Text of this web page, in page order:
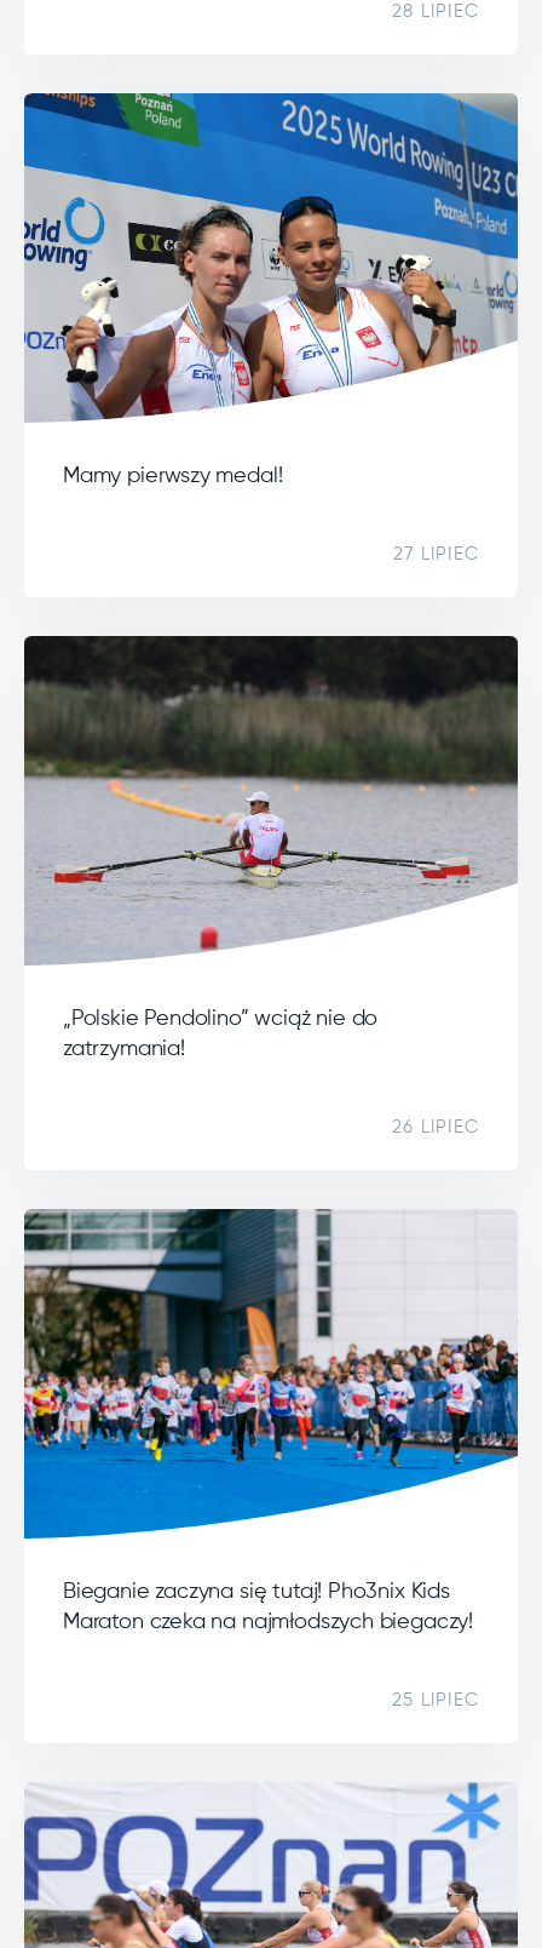
28 LIPIEC
Mamy pierwszy medal!
27 LIPIEC
„Polskie Pendolino” wciąż nie do
zatrzymania!
26 LIPIEC
Bieganie zaczyna się tutaj! Pho3nix Kids
Maraton czeka na najmłodszych biegaczy!
25 LIPIEC